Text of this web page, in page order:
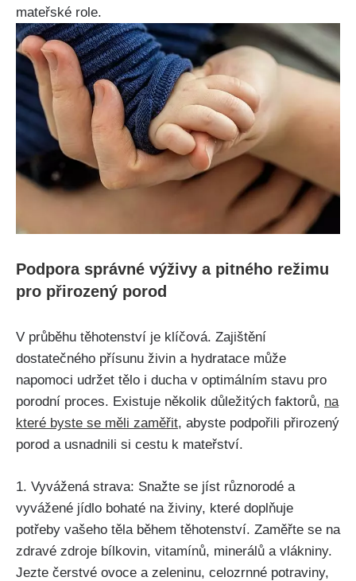
mateřské role.
Podpora správné výživy a pitného režimu
pro přirozený porod
V průběhu těhotenství je klíčová. Zajištění
dostatečného přísunu živin​ a hydratace může
napomoci udržet tělo i ducha v optimálním⁢ stavu pro
porodní proces. Existuje několik důležitých faktorů, na
které byste se měli zaměřit, abyste podpořili přirozený
porod a usnadnili si⁢ cestu k mateřství.
1. Vyvážená strava: Snažte se jíst různorodé a ​
vyvážené jídlo bohaté na živiny, které doplňuje‍
potřeby vašeho těla během těhotenství. ⁤Zaměřte se na
zdravé zdroje bílkovin, vitamínů, minerálů a vlákniny.
Jezte‌ čerstvé ovoce ⁤a zeleninu, celozrnné ⁢potraviny,